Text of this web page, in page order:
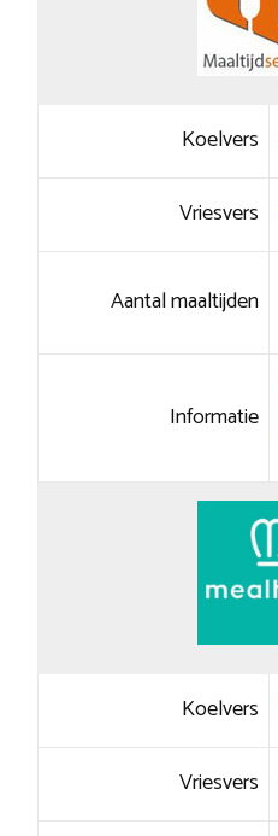
Koelvers
Vriesvers
Aantal maaltijden
Informatie
Koelvers
Vriesvers